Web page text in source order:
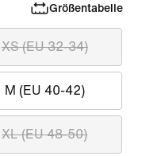
Größentabelle
XS (EU 32-34)
M (EU 40-42)
XL (EU 48-50)